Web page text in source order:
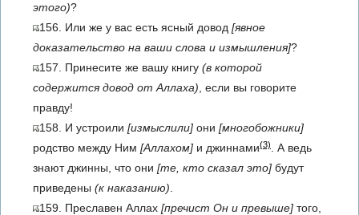
этого)?
156. Или же у вас есть ясный довод [явное
доказательство на ваши слова и измышления]?
157. Принесите же вашу книгу (в которой
содержится довод от Аллаха) , если вы говорите
правду!
158. И устроили [измыслили] они [многобожники]
родство между Ним [Аллахом] и джиннами(3)
. А ведь
знают джинны, что они [те, кто сказал это] будут
приведены (к наказанию)
159. Преславен Аллах [пречист Он и превыше] того,